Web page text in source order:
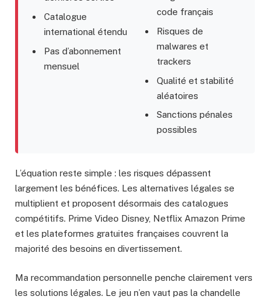
Catalogue
international étendu
Pas d’abonnement
mensuel
code français
Risques de
malwares et
trackers
Qualité et stabilité
aléatoires
Sanctions pénales
possibles
L’équation reste simple : les risques dépassent
largement les bénéfices. Les alternatives légales se
multiplient et proposent désormais des catalogues
compétitifs. Prime Video Disney, Netflix Amazon Prime
et les plateformes gratuites françaises couvrent la
majorité des besoins en divertissement.
Ma recommandation personnelle penche clairement vers
les solutions légales. Le jeu n’en vaut pas la chandelle